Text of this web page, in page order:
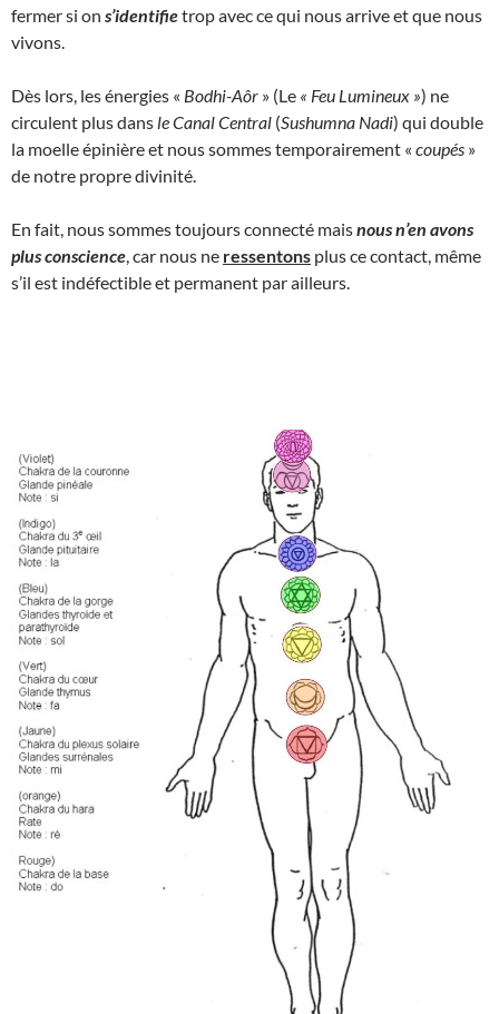
fermer si on s’identifietrop avec ce qui nous arrive et que nous
vivons.
Dès lors, les énergies « Bodhi-Aôr » (Le « Feu Lumineux ») ne
circulent plus dans le Canal Central (Sushumna Nadi) qui double
la moelle épinière et nous sommes temporairement « coupés »
de notre propre divinité.
En fait, nous sommes toujours connecté maisnous n’en avons
plus conscience , car nous ne ressentons plus ce contact, même
s’il est indéfectible et permanent par ailleurs.